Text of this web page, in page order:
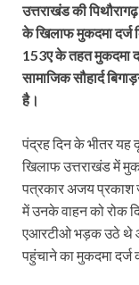
उत्तराखंड की
के खिलाफ मुकदमा दर्ज
153ए के तहत मुकदमा
सामाजिक सौहार्द
है।
पंद्रह दिन के भीतर यह
खिलाफ उत्तराखंड में
पत्रकार अजय प्रकाश
में उनके वाहन को रोक
एआरटीओ भड़क उठे थे
पहुंचाने का मुकदमा दर्ज